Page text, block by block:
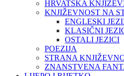
HRVATSKA
KNJIŽEVNOST NA
ENGLESKI
KLASIČNI
OSTALI JEZICI
POEZIJA
STRANA
ZNANSTVENA